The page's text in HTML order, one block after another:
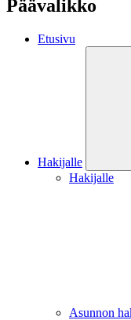
Päävalikko
Etusivu
Hakijalle
Hakijalle
Asunnon